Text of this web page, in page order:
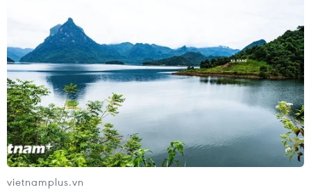
nhiều khách hàng ảnh hưởng
10/04/2024 07:17
VNG cho biết đang áp dụng những biện pháp tối ưu để
đẩy nhanh tiến độ phục hồi và cam kết đảm bảo quyền
lợi cho khách hàng, trong trường hợp khách hàng bị
ảnh hưởng hoặc tổn thất bởi sự cố.
vietnamplus.vn